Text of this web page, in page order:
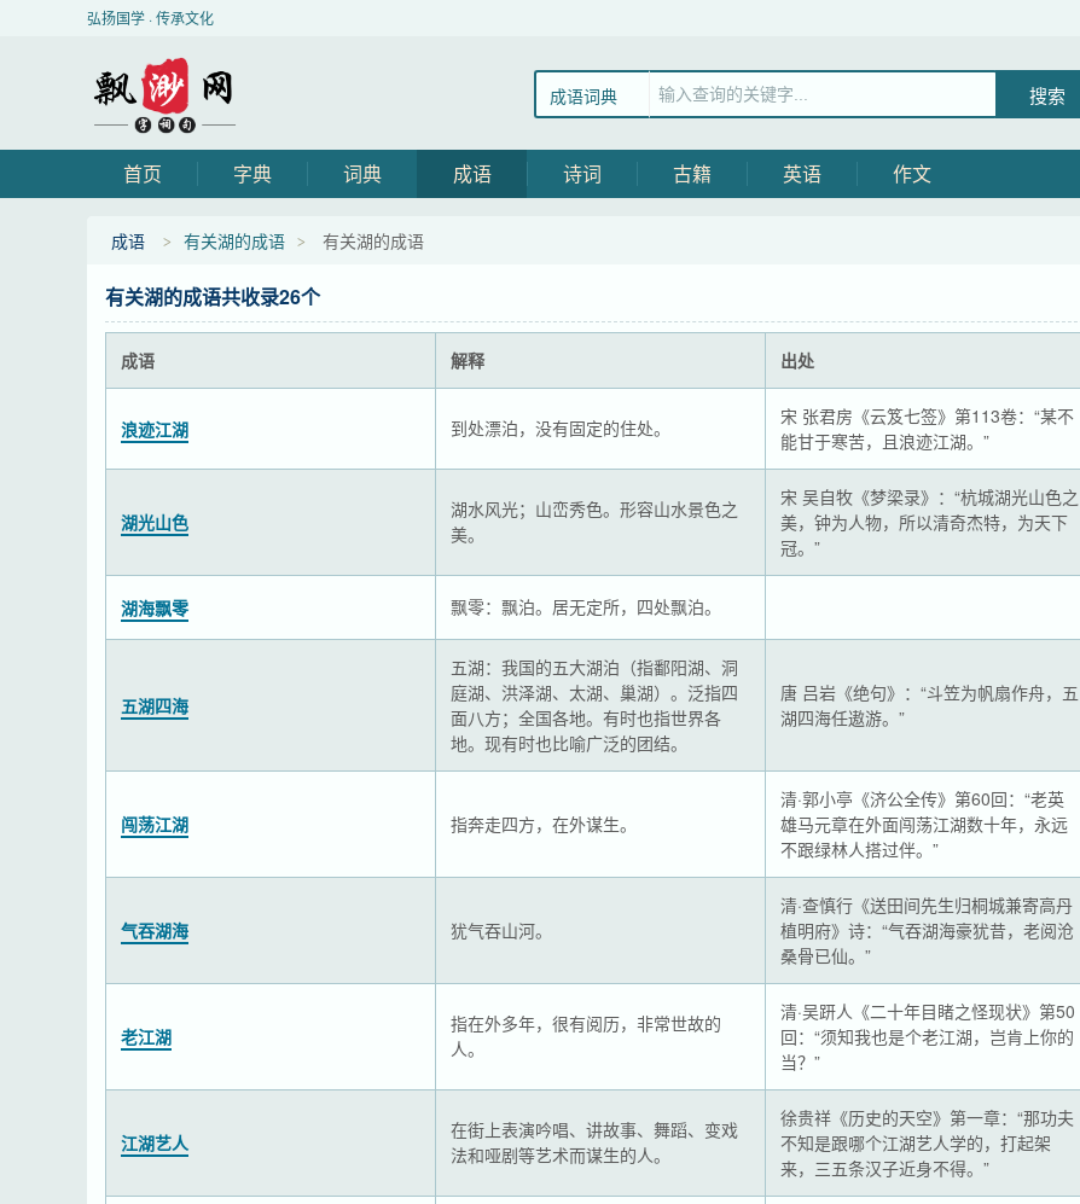
弘扬国学 · 传承文化
成语词典
首页 字典 词典 成语 诗词 古籍 英语 作文
成语 有关湖的成语 有关湖的成语
有关湖的成语共收录26个
成语 解释 出处
浪迹江湖 到处漂泊，没有固定的住处。
宋 张君房《云笈七签》第113卷：“某不
能甘于寒苦，且浪迹江湖。”
湖光山色
湖水风光；山峦秀色。形容山水景色之
美。
宋 吴自牧《梦梁录》：“杭城湖光山色之
美，钟为人物，所以清奇杰特，为天下
冠。”
湖海飘零 飘零：飘泊。居无定所，四处飘泊。
五湖四海
五湖：我国的五大湖泊（指鄱阳湖、洞
庭湖、洪泽湖、太湖、巢湖）。泛指四
面八方；全国各地。有时也指世界各
地。现有时也比喻广泛的团结。
唐 吕岩《绝句》：“斗笠为帆扇作舟，五
湖四海任遨游。”
闯荡江湖 指奔走四方，在外谋生。
清·郭小亭《济公全传》第60回：“老英
雄马元章在外面闯荡江湖数十年，永远
不跟绿林人搭过伴。”
气吞湖海 犹气吞山河。
清·查慎行《送田间先生归桐城兼寄高丹
植明府》诗：“气吞湖海豪犹昔，老阅沧
桑骨已仙。”
老江湖
指在外多年，很有阅历，非常世故的
人。
清·吴趼人《二十年目睹之怪现状》第50
回：“须知我也是个老江湖，岂肯上你的
当？”
江湖艺人
在街上表演吟唱、讲故事、舞蹈、变戏
法和哑剧等艺术而谋生的人。
徐贵祥《历史的天空》第一章：“那功夫
不知是跟哪个江湖艺人学的，打起架
来，三五条汉子近身不得。”